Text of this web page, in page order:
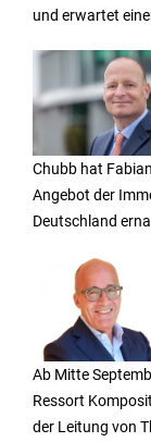
und erwartet
Chubb hat
Angebot der
Deutschland
Ab Mitte
Ressort
der Leitung von